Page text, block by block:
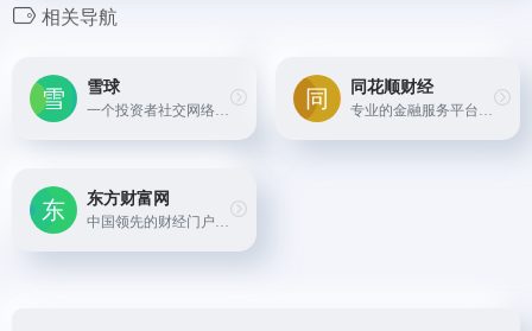
相关导航
雪球
一个投资者社交网络和财经信息平台，用户可在此查看各类基金产品详情、讨论投资策略、获取市场动态并进行基金筛选和比较。
同花顺财经
专业的金融服务平台，集成了实时行情、数据分析、研究报告、社区互动等功能，为投资者提供基金产品详细数据查询、投资分析报告等服务。
东方财富网
中国领先的财经门户网站，提供全面的股票、基金、期货、债券等金融产品行情数据、资讯以及交易服务。用户可以通过该网站查询基金净值、业绩排名、持仓信息、市场动态等。